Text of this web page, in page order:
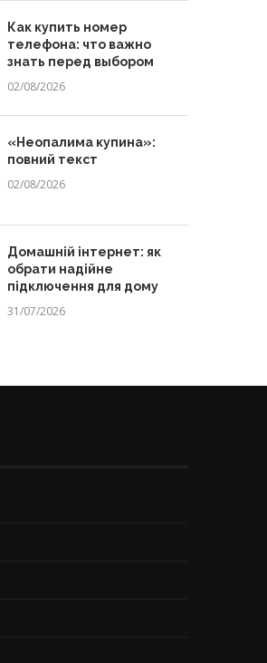
Как купить номер
телефона: что важно
знать перед выбором
02/08/2026
«Неопалима купина»:
повний текст
02/08/2026
Домашній інтернет: як
обрати надійне
підключення для дому
31/07/2026